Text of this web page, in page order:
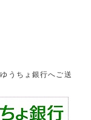
うちょ銀行へご送